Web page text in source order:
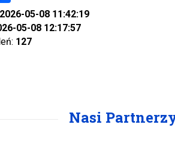
2026-05-08 11:42:19
05-08 12:17:57
127
Nasi